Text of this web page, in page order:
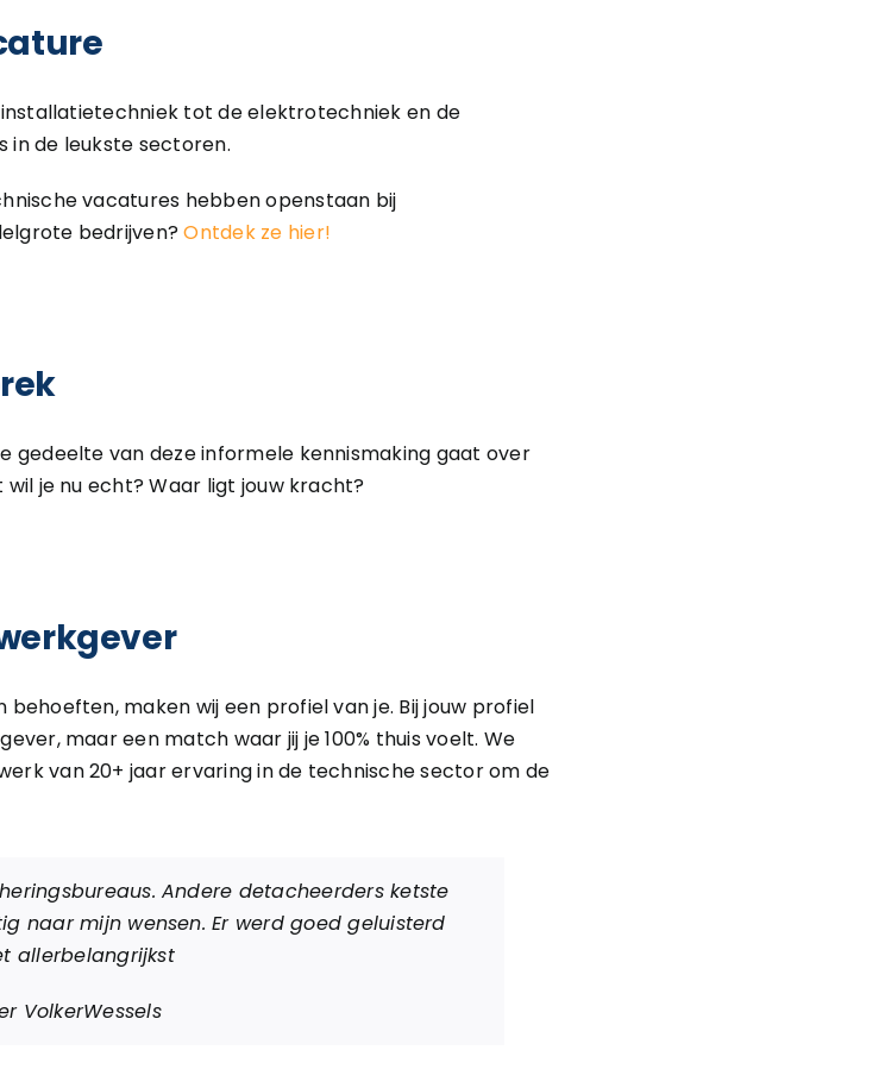
tot de elektrotechniek en de
in de leukste sectoren.
vacatures hebben openstaan bij
bedrijven?Ontdek ze hier!
gedeelte van deze informele kennismaking gaat over
je nu echt? Waar ligt jouw kracht?
behoeften, maken wij een profiel van je. Bij jouw profiel
maar een match waar jij je 100% thuis voelt. We
van 20+ jaar ervaring in de technische sector om de
Andere detacheerders ketste
naar mijn wensen. Er werd goed geluisterd
allerbelangrijkst
VolkerWessels